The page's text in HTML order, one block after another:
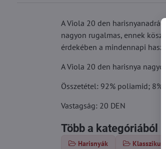
A Viola 20 den
nagyon rugalmas, ennek
érdekében a mindennapi
A Viola 20 den harisnya
Összetétel: 92% poliamid; 8%
Vastagság: 20 DEN
Több a kategóriából
Harisnyák Klasszikus